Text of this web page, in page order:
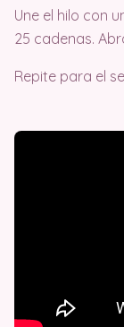
Une el hilo con
25 cadenas.
Repite para el